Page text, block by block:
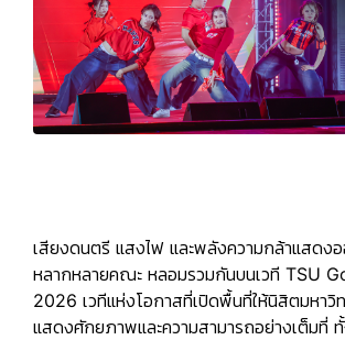
เสียงดนตรี แสงไฟ และพลังความกล้าแสดง
หลากหลายคณะ หลอมรวมกันบนเวที TSU
2026 เวทีแห่งโอกาสที่เปิดพื้นที่ให้นิสิตมหา
แสดงศักยภาพและความสามารถอย่างเต็มที่